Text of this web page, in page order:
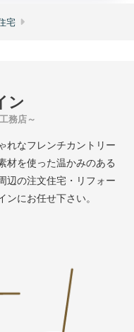
宅
ン
務店～
れなフレンチカントリー
材を使った温かみのある
辺の注文住宅・リフォー
ンにお任せ下さい。